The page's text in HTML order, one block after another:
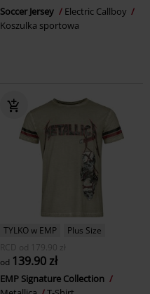
Soccer Jersey
Electric Callboy
Koszulka sportowa
TYLKO w EMP
Plus Size
RCD
od 179.90 zł
od 139.90 zł
EMP Signature Collection